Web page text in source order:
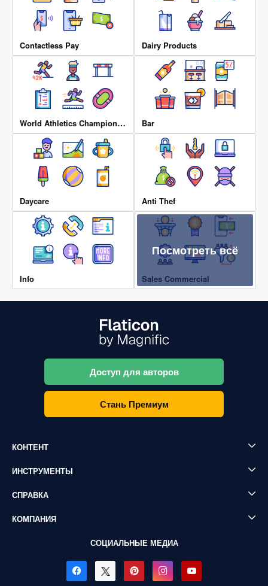
Contactless Pay Dairy Products
World Athletics Championship Bar
Daycare Anti Thef
Info
Посмотреть всё
Sales Commercial
Доступ для авторов
Стань Премиум
КОНТЕНТ
ИНСТРУМЕНТЫ
СПРАВКА
КОМПАНИЯ
СОЦИАЛЬНЫЕ МЕДИА